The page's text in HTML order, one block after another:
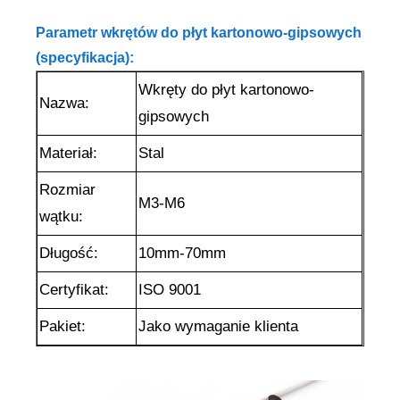
Parametr wkrętów do płyt kartonowo-gipsowych
(specyfikacja):
Nazwa:
Wkręty do płyt kartonowo-
gipsowych
Materiał: Stal
Rozmiar
wątku:
M3-M6
Długość: 10mm-70mm
Certyfikat: ISO 9001
Pakiet: Jako wymaganie klienta